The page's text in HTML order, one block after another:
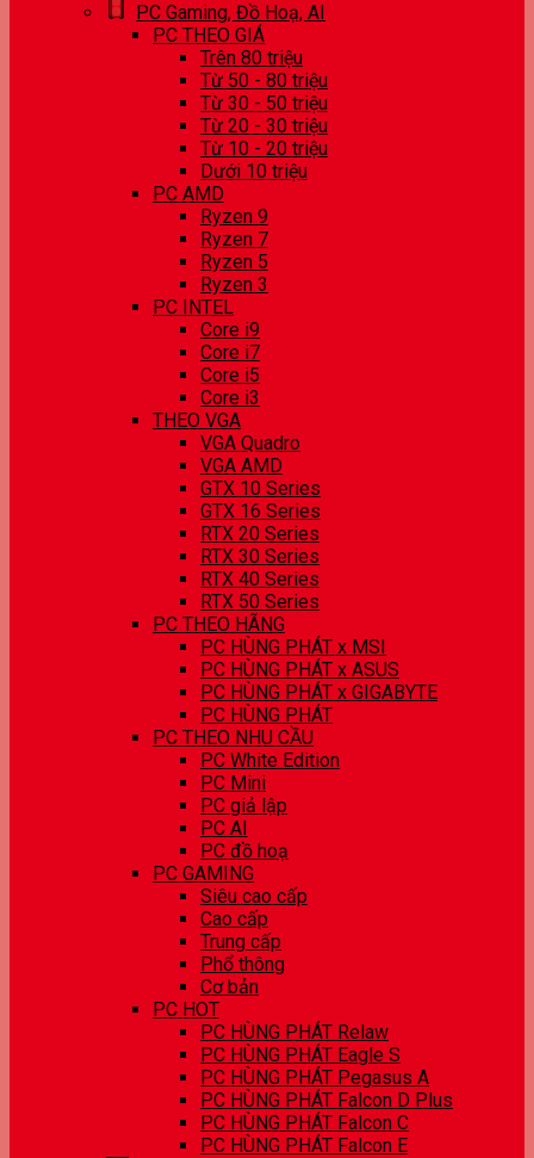
PC Gaming, Đồ Hoạ, AI
PC THEO GIÁ
Trên 80 triệu
Từ 50 - 80 triệu
Từ 30 - 50 triệu
Từ 20 - 30 triệu
Từ 10 - 20 triệu
Dưới 10 triệu
PC AMD
Ryzen 9
Ryzen 7
Ryzen 5
Ryzen 3
PC INTEL
Core i9
Core i7
Core i5
Core i3
THEO VGA
VGA Quadro
VGA AMD
GTX 10 Series
GTX 16 Series
RTX 20 Series
RTX 30 Series
RTX 40 Series
RTX 50 Series
PC THEO HÃNG
PC HÙNG PHÁT x MSI
PC HÙNG PHÁT x ASUS
PC HÙNG PHÁT x GIGABYTE
PC HÙNG PHÁT
PC THEO NHU CẦU
PC White Edition
PC Mini
PC giả lập
PC AI
PC đồ hoạ
PC GAMING
Siêu cao cấp
Cao cấp
Trung cấp
Phổ thông
Cơ bản
PC HOT
PC HÙNG PHÁT Relaw
PC HÙNG PHÁT Eagle S
PC HÙNG PHÁT Pegasus A
PC HÙNG PHÁT Falcon D Plus
PC HÙNG PHÁT Falcon C
PC HÙNG PHÁT Falcon E